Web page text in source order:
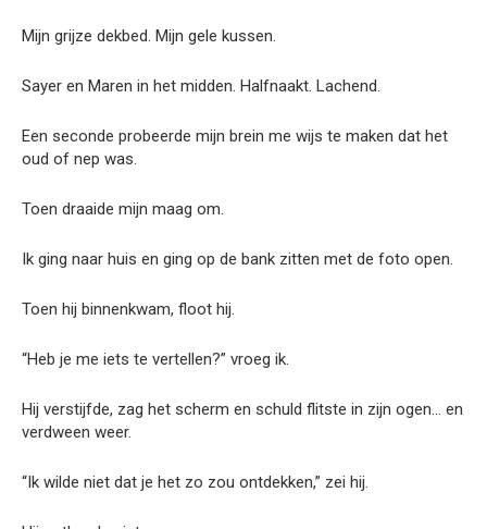
Mijn grijze dekbed. Mijn gele kussen.
Sayer en Maren in het midden. Halfnaakt. Lachend.
Een seconde probeerde mijn brein me wijs te maken dat het
oud of nep was.
Toen draaide mijn maag om.
Ik ging naar huis en ging op de bank zitten met de foto open.
Toen hij binnenkwam, floot hij.
“Heb je me iets te vertellen?” vroeg ik.
Hij verstijfde, zag het scherm en schuld flitste in zijn ogen… en
verdween weer.
“Ik wilde niet dat je het zo zou ontdekken,” zei hij.